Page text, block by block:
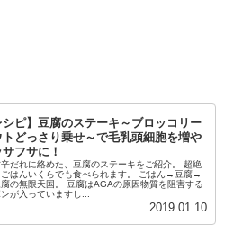
シピ】豆腐のステーキ～ブロッコリー
トどっさり乗せ～で毛乳頭細胞を増や
フサに！
だれに絡めた、豆腐のステーキをご紹介。 超絶
はんいくらでも食べられます。 ごはん→豆腐→
の無限天国。 豆腐はAGAの原因物質を阻害する
が入っていますし...
2019.01.10